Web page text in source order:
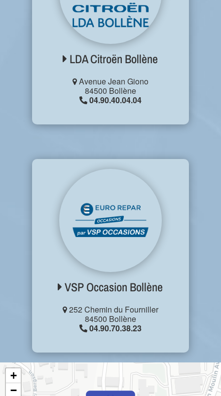
LDA Citroën Bollène
Avenue Jean Giono
84500 Bollène
04.90.40.04.04
VSP Occasion Bollène
252 Chemin du Fourniller
84500 Bollène
04.90.70.38.23
+
−